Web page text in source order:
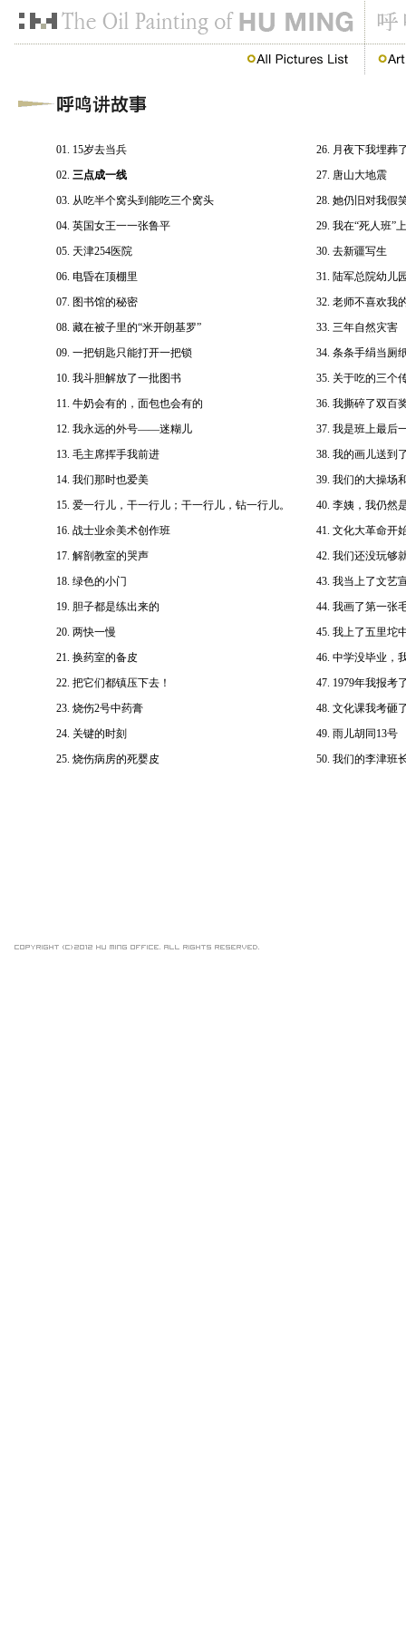
01. 15岁去当兵
02. 三点成一线
03. 从吃半个窝头到能吃三个窝头
04. 英国女王一一张鲁平
05. 天津254医院
06. 电昏在顶棚里
07. 图书馆的秘密
08. 藏在被子里的“米开朗基罗”
09. 一把钥匙只能打开一把锁
10. 我斗胆解放了一批图书
11. 牛奶会有的，面包也会有的
12. 我永远的外号——迷糊儿
13. 毛主席挥手我前进
14. 我们那时也爱美
15. 爱一行儿，干一行儿；干一行儿，钻一行儿。
16. 战士业余美术创作班
17. 解剖教室的哭声
18. 绿色的小门
19. 胆子都是练出来的
20. 两快一慢
21. 换药室的备皮
22. 把它们都镇压下去！
23. 烧伤2号中药膏
24. 关键的时刻
25. 烧伤病房的死婴皮
26. 月夜下我埋葬
27. 唐山大地震
28. 她仍旧对我假
29. 我在“死人班”上
30. 去新疆写生
31. 陆军总院幼儿
32. 老师不喜欢我
33. 三年自然灾害
34. 条条手绢当厕
35. 关于吃的三个
36. 我撕碎了双百
37. 我是班上最后
38. 我的画儿送到
39. 我们的大操场
40. 李姨，我仍然
41. 文化大革命开
42. 我们还没玩够
43. 我当上了文艺
44. 我画了第一张
45. 我上了五里坨
46. 中学没毕业，
47. 1979年我报考
48. 文化课我考砸
49. 雨儿胡同13号
50. 我们的李津班